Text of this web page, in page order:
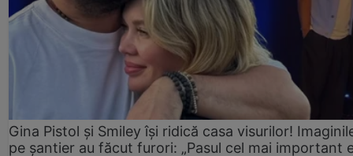
Gina Pistol și Smiley își ridică casa visurilor!
pe șantier au făcut furori: „Pasul cel mai important